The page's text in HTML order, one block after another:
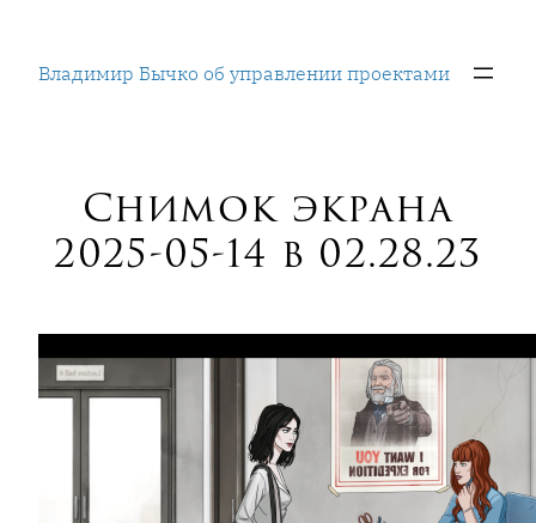
содержимому
Владимир Бычко об управлении проектами
Снимок экрана
2025-05-14 в 02.28.23